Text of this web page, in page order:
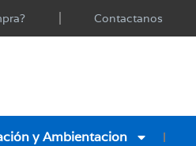
Contactanos
y Ambientacion